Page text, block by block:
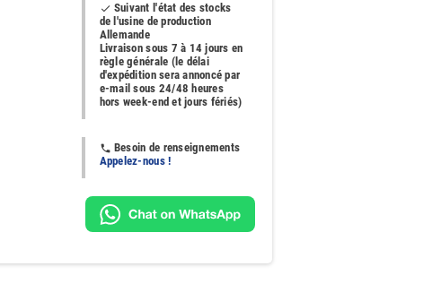
done Suivant l'état des stocks
de l'usine de production
Allemande
Livraison sous 7 à 14 jours en
règle générale (le délai
d'expédition sera annoncé par
e-mail sous 24/48 heures
hors week-end et jours fériés)
phone Besoin de renseignements
Appelez-nous !